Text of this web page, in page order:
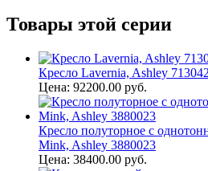
Товары этой серии
Кресло Lavernia, Ashley
Цена: 92200.00 руб.
Кресло полуторное с
Mink, Ashley 3880023
Цена: 38400.00 руб.